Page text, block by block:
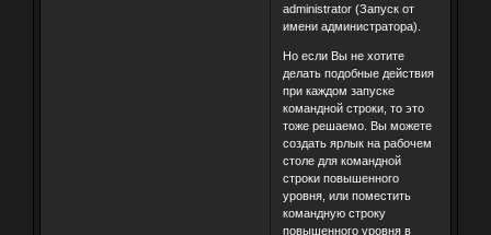
administrator (Запуск от
имени администратора).
Но если Вы не хотите
делать подобные действия
при каждом запуске
командной строки, то это
тоже решаемо. Вы можете
создать ярлык на рабочем
столе для командной
строки повышенного
уровня, или поместить
командную строку
повышенного уровня в